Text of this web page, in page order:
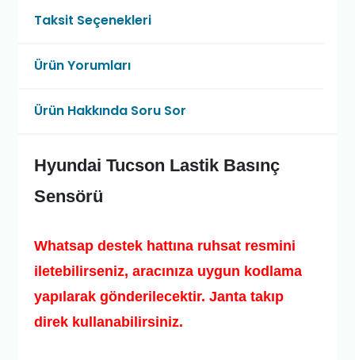
Taksit Seçenekleri
Ürün Yorumları
Ürün Hakkında Soru Sor
Hyundai Tucson Lastik Basınç
Sensörü
Whatsap destek hattına ruhsat resmini
iletebilirseniz, aracınıza uygun kodlama
yapılarak gönderilecektir. Janta takıp
direk kullanabilirsiniz.